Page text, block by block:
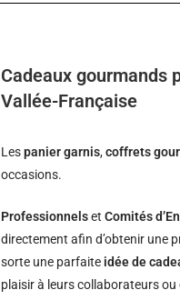
Cadeaux gourmands
Vallée-Française
Lespanier garnis,coffrets
occasions.
ProfessionnelsetComités
directement afin d’obtenir une
sorte une parfaite idée de
plaisir à leurs collaborateurs ou